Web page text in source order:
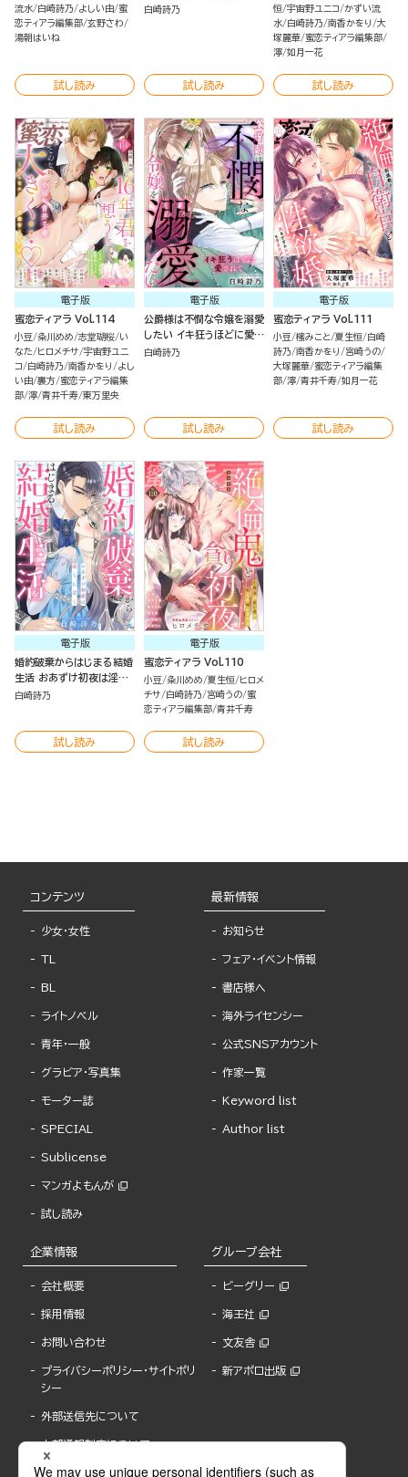
流水 白崎詩乃 よしい由 蜜
恋ティアラ編集部 玄野さわ
湯朝はいね
試し読み
きを甘く満たして～（分冊
白崎詩乃
試し読み
恒 宇宙野ユニコ
かずい流
水 白崎詩乃 南香かをり
大
塚麗華 蜜恋ティアラ編集部
濘 如月一花
試し読み
電子版
蜜恋ティアラ Vol.114
小豆 粂川めめ 志堂瑚桜 い
なた
ヒロメチサ 宇宙野ユニ
コ
白崎詩乃 南香かをり
よし
い由 裏方 蜜恋ティアラ編集
部 濘 青井千寿 東万里央
試し読み
電子版
公爵様は不憫な令嬢を溺愛
したい イキ狂うほどに愛さ
れて（単話版）
白崎詩乃
試し読み
電子版
蜜恋ティアラ Vol.111
小豆 櫁みこと 夏生恒 白崎
詩乃 南香かをり
宮崎うの
大塚麗華 蜜恋ティアラ編集
部 濘 青井千寿 如月一花
試し読み
電子版
婚約破棄からはじまる結婚
生活 おあずけ初夜は淫ら
に甘く（単話版）
白崎詩乃
試し読み
電子版
蜜恋ティアラ Vol.110
小豆 粂川めめ 夏生恒
ヒロメ
チサ
白崎詩乃 宮崎うの 蜜
恋ティアラ編集部 青井千寿
試し読み
コンテンツ
少女・女性
TL
BL
ライトノベル
青年・一般
グラビア・写真集
モーター誌
SPECIAL
Sublicense
マンガよもんが
試し読み
最新情報
お知らせ
フェア・イベント情報
書店様へ
海外ライセンシー
公式SNSアカウント
作家一覧
Keyword list
Author list
企業情報
会社概要
採用情報
お問い合わせ
プライバシーポリシー・サイトポリ
シー
外部送信先について
内部通報制度について
グループ会社
ビーグリー
海王社
文友舎
新アポロ出版